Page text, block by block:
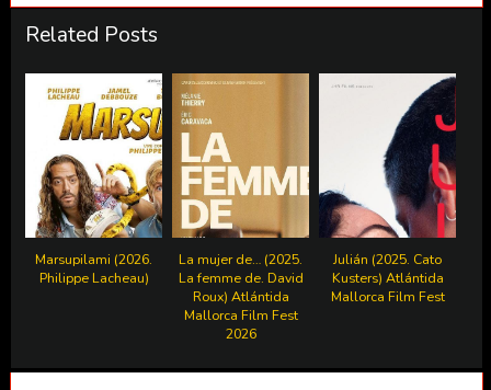
Related Posts
Marsupilami (2026.
Philippe Lacheau)
La mujer de… (2025.
La femme de. David
Roux) Atlántida
Mallorca Film Fest
2026
Julián (2025. Cato
Kusters) Atlántida
Mallorca Film Fest